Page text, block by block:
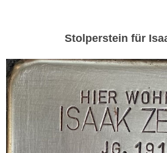
Stolperstein für